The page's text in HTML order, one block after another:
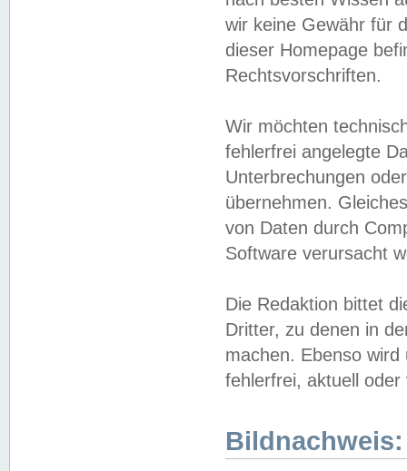
wir keine Gewähr für
dieser Homepage
Rechtsvorschriften.
Wir möchten
fehlerfrei angelegte
Unterbrechungen
übernehmen.
von Daten durch
Software verursacht
Die Redaktion bittet
Dritter, zu denen in
machen. Ebenso
fehlerfrei, aktuell oder
Bildnachweis: